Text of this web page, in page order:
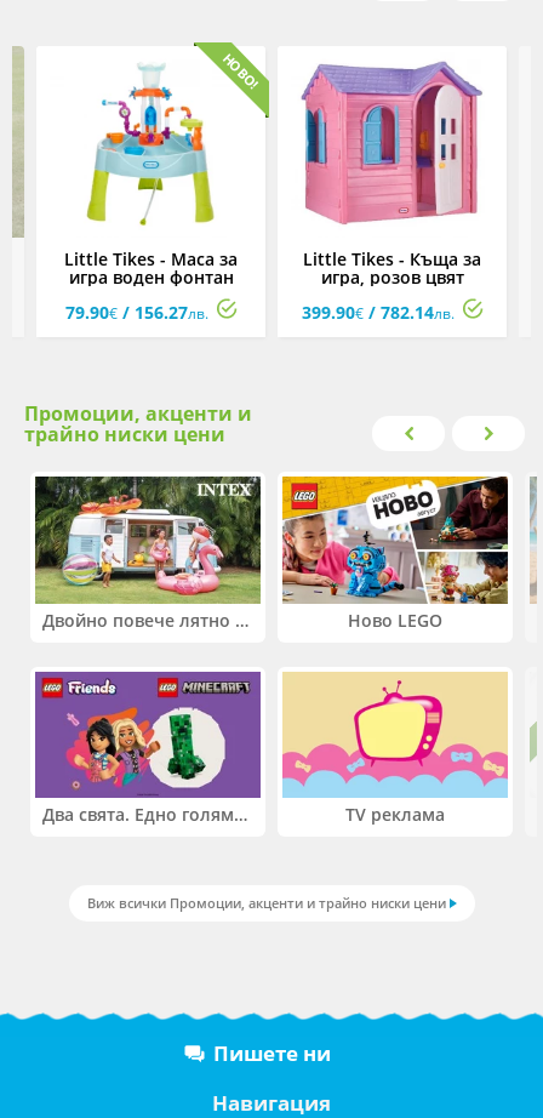
Little Tikes - Маса за
игра воден фонтан
79.90€/ 156.27лв.
Little Tikes - Къща за
игра, розов цвят
399.90€/ 782.14лв.
Промоции, акценти и
трайно ниски цени
Двойно повече лятно забавление! Купи 2 продукта INTEX и вземи -33%
Два свята. Едно голямо приключение. Купи 2 продукта LEGO® Friends и/или LEGO® Minecraft и вземи -27%
Ново LEGO
TV реклама
Виж всички Промоции, акценти и трайно ниски цени
Пишете ни
Навигация